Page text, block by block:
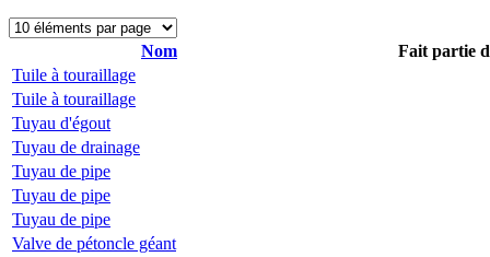
Nom
Fait partie
Tuile à touraillage
Tuile à touraillage
Tuyau d'égout
Tuyau de drainage
Tuyau de pipe
Tuyau de pipe
Tuyau de pipe
Valve de pétoncle géant